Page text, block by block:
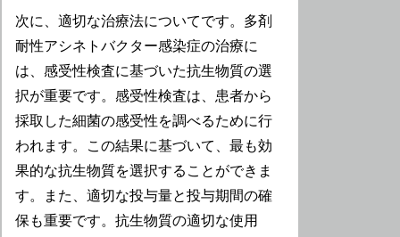
次に、適切な治療法についてです。多剤
耐性アシネトバクター感染症の治療に
は、感受性検査に基づいた抗生物質の選
択が重要です。感受性検査は、患者から
採取した細菌の感受性を調べるために行
われます。この結果に基づいて、最も効
果的な抗生物質を選択することができま
す。また、適切な投与量と投与期間の確
保も重要です。抗生物質の適切な使用